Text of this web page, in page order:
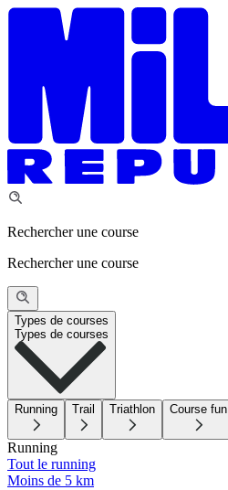
Rechercher une course
Rechercher une course
Types de courses
Types de courses
Running Trail Triathlon Course fun
Running
Tout le running
Moins de 5 km